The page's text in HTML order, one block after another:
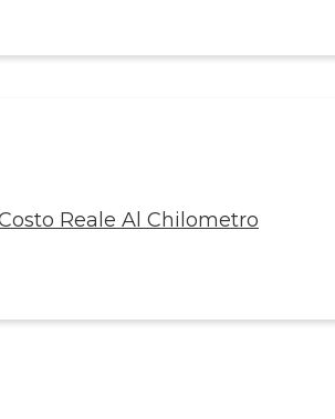
Reale Al Chilometro